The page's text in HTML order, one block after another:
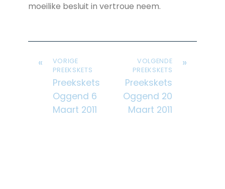
moeilike besluit in vertroue neem.
«
VORIGE
PREEKSKETS
Preekskets
Oggend 6
Maart 2011
»
VOLGENDE
PREEKSKETS
Preekskets
Oggend 20
Maart 2011